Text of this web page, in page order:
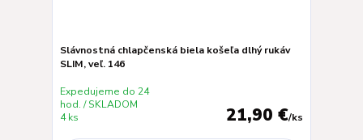
Slávnostná chlapčenská biela košeľa dlhý rukáv
SLIM, veľ. 146
21,90 €/ks
Expedujeme do 24
hod. / SKLADOM
4 ks